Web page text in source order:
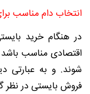
انتخاب دام مناسب
در هنگام خرید
اقتصادی مناسب باشد
شوند. و به عبارتی
فروش بایستی در نظر